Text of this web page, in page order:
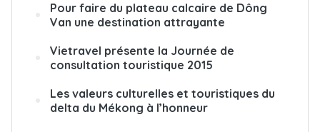
Pour faire du plateau calcaire de Dông
Van une destination attrayante
Vietravel présente la Journée de
consultation touristique 2015
Les valeurs culturelles et touristiques du
delta du Mékong à l’honneur